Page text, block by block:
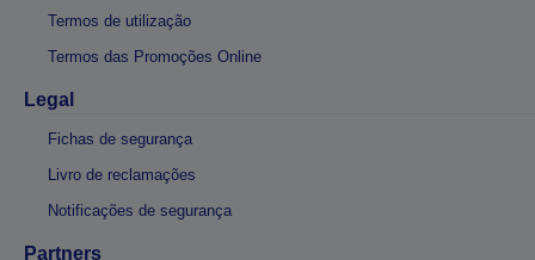
Termos de utilização
Termos das Promoções Online
Legal
Fichas de segurança
Livro de reclamações
Notificações de segurança
Partners